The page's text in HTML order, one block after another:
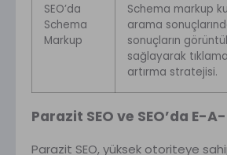
SEO’da
Schema
Markup
Schema markup
arama
sonuçların
sağlayarak tıklama
artırma stratejisi.
Parazit SEO ve SEO’da E-
Parazit SEO, yüksek otoriteye